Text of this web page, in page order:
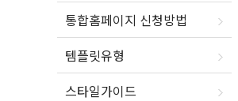
통합홈페이지 신청방법
템플릿유형
스타일가이드